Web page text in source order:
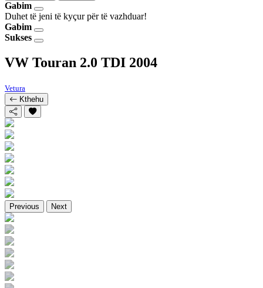
Gabim
Duhet të jeni të kyçur për të vazhduar!
Gabim
Sukses
VW Touran 2.0 TDI 2004
Vetura
Kthehu
Previous Next